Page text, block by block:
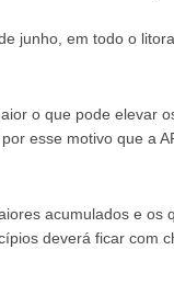
junho, em todo o
o que pode elevar
esse motivo que a
acumulados e os
deverá ficar com